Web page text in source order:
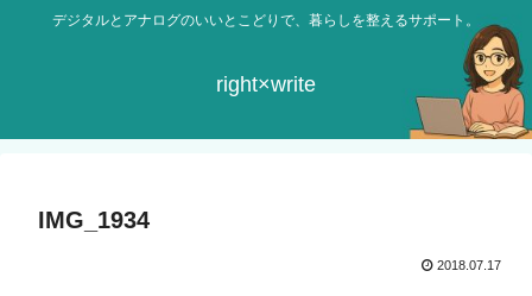
デジタルとアナログのいいとこどりで、暮らしを整えるサポート。
right×write
IMG_1934
2018.07.17